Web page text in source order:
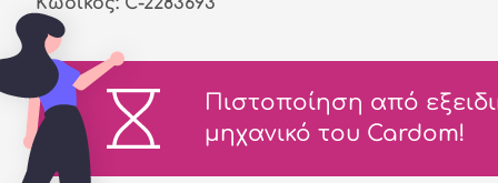
Πιστοποίηση από
μηχανικό του Cardom!